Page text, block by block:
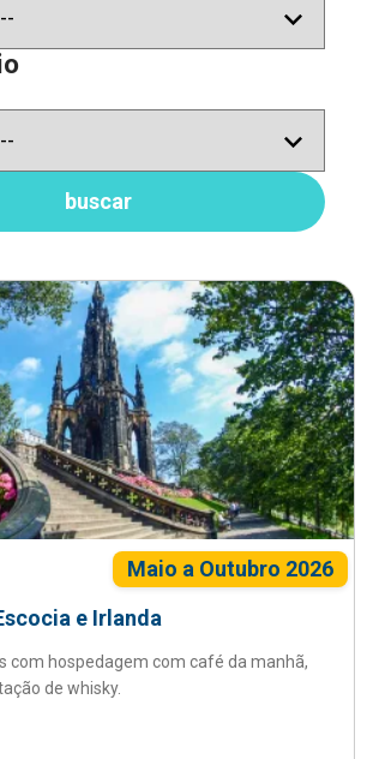
buscar
Maio a Outubro 2026
e Irlanda
com hospedagem com café da manhã,
de whisky.